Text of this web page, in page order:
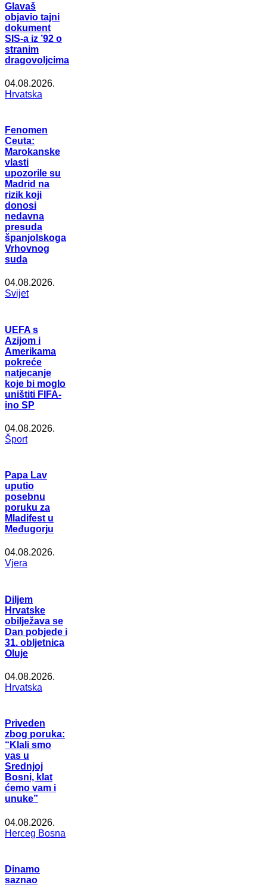
Glavaš
objavio tajni
dokument
SIS-a iz ’92 o
stranim
dragovoljcima
04.08.2026.
Hrvatska
Fenomen
Ceuta:
Marokanske
vlasti
upozorile su
Madrid na
rizik koji
donosi
nedavna
presuda
španjolskoga
Vrhovnog
suda
04.08.2026.
Svijet
UEFA s
Azijom i
Amerikama
pokreće
natjecanje
koje bi moglo
uništiti FIFA-
ino SP
04.08.2026.
Šport
Papa Lav
uputio
posebnu
poruku za
Mladifest u
Međugorju
04.08.2026.
Vjera
Diljem
Hrvatske
obilježava se
Dan pobjede i
31. obljetnica
Oluje
04.08.2026.
Hrvatska
Priveden
zbog poruka:
“Klali smo
vas u
Srednjoj
Bosni, klat
ćemo vam i
unuke”
04.08.2026.
Herceg Bosna
Dinamo
saznao